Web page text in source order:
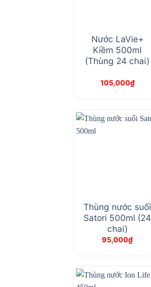
Nước LaVie+
Kiềm 500ml
(Thùng 24 chai)
105,000₫
Thùng nước suối
Satori 500ml (24
chai)
95,000₫